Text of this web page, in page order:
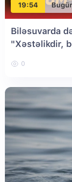
19:54
Biləsuvarda
"Xəstəlikdir,
0